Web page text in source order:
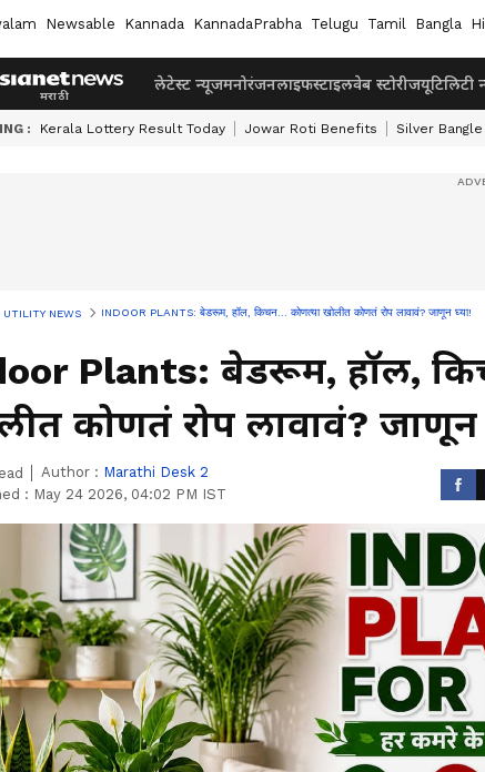
Newsable Kannada KannadaPrabha Telugu Tamil Bangla
लेटेस्ट न्यूजमनोरंजनलाइफस्टाइलवेब स्टोरीजयूटिलिटी
: Kerala Lottery Result Today Jowar Roti Benefits Silver
UTILITY NEWS INDOOR PLANTS: बेडरूम, हॉल, किचन... कोणत्या खोलीत कोणतं रोप लावावं? जाणून घ्या!
Plants: बेडरूम, हॉल,
कोणतं रोप लावावं? जाणून
Author : Marathi Desk 2
: May 24 2026, 04:02 PM IST